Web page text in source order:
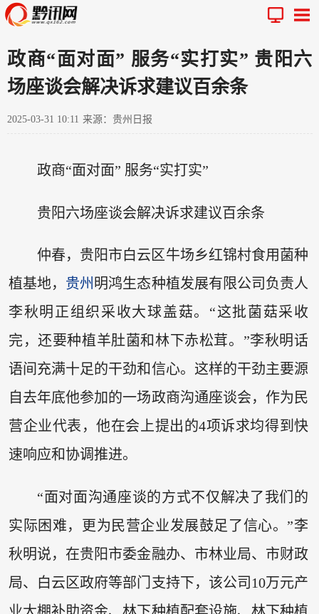
政商“面对面” 服务“实打实” 贵阳六
场座谈会解决诉求建议百余条
2025-03-31 10:11 来源：贵州日报
政商“面对面” 服务“实打实”
贵阳六场座谈会解决诉求建议百余条
仲春，贵阳市白云区牛场乡红锦村食用菌种
植基地， 贵州 明鸿生态种植发展有限公司负责人
李秋明正组织采收大球盖菇。“这批菌菇采收
完，还要种植羊肚菌和林下赤松茸。”李秋明话
语间充满十足的干劲和信心。这样的干劲主要源
自去年底他参加的一场政商沟通座谈会，作为民
营企业代表，他在会上提出的4项诉求均得到快
速响应和协调推进。
“面对面沟通座谈的方式不仅解决了我们的
实际困难，更为民营企业发展鼓足了信心。”李
秋明说，在贵阳市委金融办、市林业局、市财政
局、白云区政府等部门支持下，该公司10万元产